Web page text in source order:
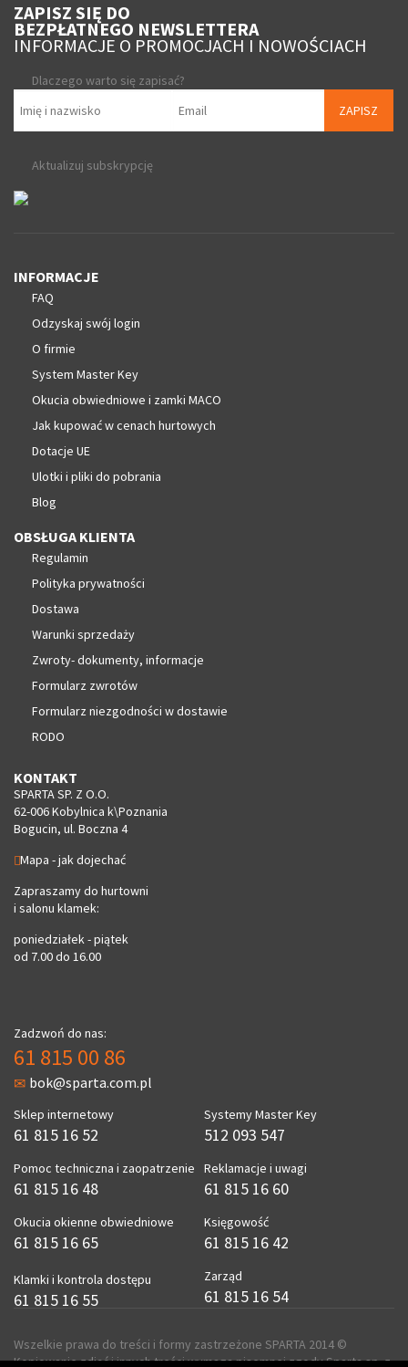
ZAPISZ SIĘ DO
BEZPŁATNEGO NEWSLETTERA
INFORMACJE O PROMOCJACH I NOWOŚCIACH
Dlaczego warto się zapisać?
ZAPISZ
Aktualizuj subskrypcję
INFORMACJE
FAQ
Odzyskaj swój login
O firmie
System Master Key
Okucia obwiedniowe i zamki MACO
Jak kupować w cenach hurtowych
Dotacje UE
Ulotki i pliki do pobrania
Blog
OBSŁUGA KLIENTA
Regulamin
Polityka prywatności
Dostawa
Warunki sprzedaży
Zwroty- dokumenty, informacje
Formularz zwrotów
Formularz niezgodności w dostawie
RODO
KONTAKT
SPARTA SP. Z O.O.
62-006 Kobylnica k\Poznania
Bogucin, ul. Boczna 4
Mapa - jak dojechać
Zapraszamy do hurtowni
i salonu klamek:
poniedziałek - piątek
od 7.00 do 16.00
Zadzwoń do nas:
61 815 00 86
bok@sparta.com.pl
Sklep internetowy
61 815 16 52
Pomoc techniczna i zaopatrzenie
61 815 16 48
Okucia okienne obwiedniowe
61 815 16 65
Klamki i kontrola dostępu
61 815 16 55
Systemy Master Key
512 093 547
Reklamacje i uwagi
61 815 16 60
Księgowość
61 815 16 42
Zarząd
61 815 16 54
Wszelkie prawa do treści i formy zastrzeżone SPARTA 2014 ©
Kopiowanie zdjęć i innych treści wymaga pisemnej zgody Sparta sp. z